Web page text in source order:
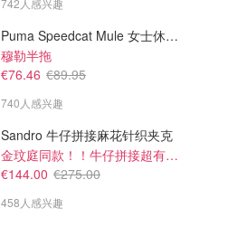
742人感兴趣
Puma Speedcat Mule 女士休闲鞋
穆勒半拖
€76.46 €89.95
740人感兴趣
Sandro 牛仔拼接麻花针织夹克
金玟庭同款！！牛仔拼接超有层次感
€144.00 €275.00
458人感兴趣